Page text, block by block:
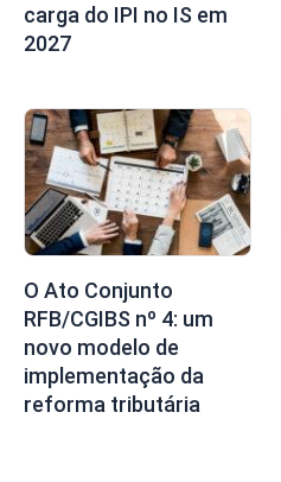
carga do IPI no IS em
2027
O Ato Conjunto
RFB/CGIBS nº 4: um
novo modelo de
implementação da
reforma tributária